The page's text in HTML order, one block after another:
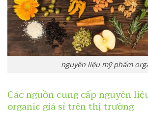
nguyên liệu mỹ phẩm
Các nguồn cung cấp nguyên
organic giá sỉ trên thị trường